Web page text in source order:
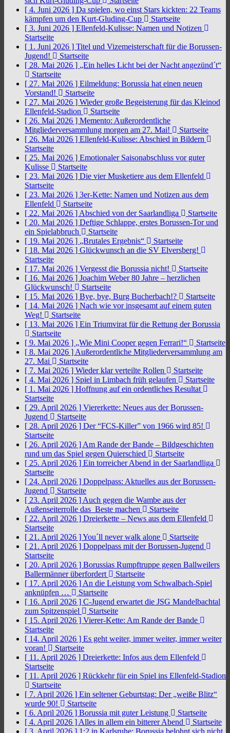
[ 4. Juni 2026 ] Da spielen, wo einst Stars kickten: 22 Teams
kämpfen um den Kurt-Gluding-Cup
Startseite
[ 3. Juni 2026 ] Ellenfeld-Kulisse: Namen und Notizen
Startseite
[ 1. Juni 2026 ] Titel und Vizemeisterschaft für die Borussen-
Jugend!
Startseite
[ 28. Mai 2026 ] „Ein helles Licht bei der Nacht angezünd´t“
Startseite
[ 27. Mai 2026 ] Eilmeldung: Borussia hat einen neuen
Vorstand!
Startseite
[ 27. Mai 2026 ] Wieder große Begeisterung für das Kleinod
Ellenfeld-Stadion
Startseite
[ 26. Mai 2026 ] Memento: Außerordentliche
Mitgliederversammlung morgen am 27. Mai!
Startseite
[ 26. Mai 2026 ] Ellenfeld-Kulisse: Abschied in Bildern
Startseite
[ 25. Mai 2026 ] Emotionaler Saisonabschluss vor guter
Kulisse
Startseite
[ 23. Mai 2026 ] Die vier Musketiere aus dem Ellenfeld
Startseite
[ 23. Mai 2026 ] 3er-Kette: Namen und Notizen aus dem
Ellenfeld
Startseite
[ 22. Mai 2026 ] Abschied von der Saarlandliga
Startseite
[ 20. Mai 2026 ] Deftige Schlappe, erstes Borussen-Tor und
ein Spielabbruch
Startseite
[ 19. Mai 2026 ] „Brutales Ergebnis“
Startseite
[ 18. Mai 2026 ] Glückwunsch an die SV Elversberg!
Startseite
[ 17. Mai 2026 ] Vergesst die Borussia nicht!
Startseite
[ 16. Mai 2026 ] Joachim Weber 80 Jahre – herzlichen
Glückwunsch!
Startseite
[ 15. Mai 2026 ] Bye, bye, Burg Bucherbach!?
Startseite
[ 14. Mai 2026 ] Nach wie vor insgesamt auf einem guten
Weg!
Startseite
[ 13. Mai 2026 ] Ein Triumvirat für die Rettung der Borussia
Startseite
[ 9. Mai 2026 ] „Wie Mini Cooper gegen Ferrari!“
Startseite
[ 8. Mai 2026 ] Außerordentliche Mitgliederversammlung am
27. Mai
Startseite
[ 7. Mai 2026 ] Wieder klar verteilte Rollen
Startseite
[ 4. Mai 2026 ] Spiel in Limbach früh gelaufen
Startseite
[ 1. Mai 2026 ] Hoffnung auf ein ordentliches Resultat
Startseite
[ 29. April 2026 ] Viererkette: Neues aus der Borussen-
Jugend
Startseite
[ 28. April 2026 ] Der “FCS-Killer” von 1966 wird 85!
Startseite
[ 26. April 2026 ] Am Rande der Bande – Bildgeschichten
rund um das Spiel gegen Quierschied
Startseite
[ 25. April 2026 ] Ein torreicher Abend in der Saarlandliga
Startseite
[ 24. April 2026 ] Doppelpass: Aktuelles aus der Borussen-
Jugend
Startseite
[ 23. April 2026 ] Auch gegen die Wambe aus der
Außenseiterrolle das Beste machen
Startseite
[ 22. April 2026 ] Dreierkette – News aus dem Ellenfeld
Startseite
[ 21. April 2026 ]You´ll never walk alone
Startseite
[ 21. April 2026 ] Doppelpass mit der Borussen-Jugend
Startseite
[ 20. April 2026 ] Borussias Rumpftruppe gegen Ballweilers
Ballermänner überfordert
Startseite
[ 17. April 2026 ] An die Leistung vom Schwalbach-Spiel
anknüpfen …
Startseite
[ 16. April 2026 ] C-Jugend erwartet die JSG Mandelbachtal
zum Spitzenspiel
Startseite
[ 15. April 2026 ] Vierer-Kette: Am Rande der Bande
Startseite
[ 14. April 2026 ] Es geht weiter, immer weiter, immer weiter
voran!
Startseite
[ 11. April 2026 ] Dreierkette: Infos aus dem Ellenfeld
Startseite
[ 11. April 2026 ] Rückkehr für ein Spiel ins Ellenfeld-Stadion
Startseite
[ 7. April 2026 ] Ein seltener Geburtstag: Der „weiße Blitz“
wurde 90!
Startseite
[ 6. April 2026 ] Borussia mit guter Leistung
Startseite
[ 4. April 2026 ] Alles in allem ein bitterer Abend
Startseite
[ 3. April 2026 ] 1:2 in Karlsruhe: Borussia belohnt sich nicht